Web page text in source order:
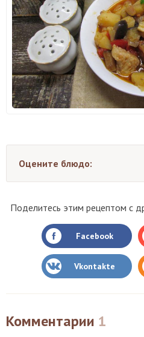
Оцените блюдо:
Поделитесь этим рецептом с
Facebook
Vkontakte
Комментарии 1